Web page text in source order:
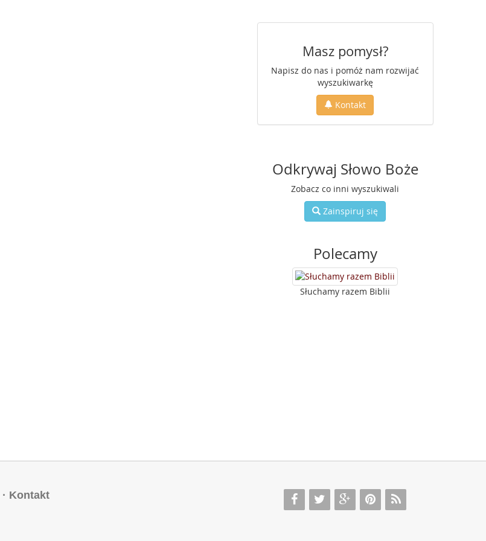
Masz pomysł?
Napisz do nas i pomóż nam rozwijać
wyszukiwarkę
Kontakt
Odkrywaj Słowo Boże
Zobacz co inni wyszukiwali
Zainspiruj się
Polecamy
Słuchamy razem Biblii
· Kontakt